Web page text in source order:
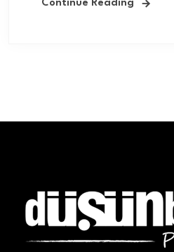
Continue Reading